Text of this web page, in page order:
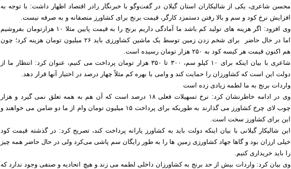
محسن شاعری، یکی از شالیکاران استان گیلان در گفت‌وگو با خبرنگار رادر اقتصاد اظهار داشت: با توجه به
افزایش نرخ کود و سم و بالا رفتن دستمزد کارگر، قیمت برنج برای کشاورز منصفانه و به صرفه نیست.
وی افزود: اگر هزینه های تولید کم باشد ما آمادگی داریم برنج را به قیمت پایین مثلا ۱۰ هزارتومان بفروشیم
اما در حال حاضر برای شخم زدن زمین توسط یک ماشین کشاورزی باید ۲۶ میلیون تومان هزینه کرد؛ چون
هم اکنون قیمت هر کیسه کود به ۲۵۰ هزار تومان رسیده است.
شاعری با بیان اینکه برای ۱۰ کیلو سم، ۳۰۰ تا ۳۵۰ هزار تومان پرداخت می کنیم، عنوان کرد: انتظار ما از
دولت این است که کشاورزان را حمایت کند و وامی با بهره کم مثلاً چهار درصد در اختیار آنها قرار دهد.
واردات برنج به ما لطمه زیادی زده است
وی در ادامه خاطرنشان کرد: نرخ تسهیلات فعلی ۱۸ درصد است که آن هم به همه تعلق نمی گیرد و هزار
چوب لای چرخ کشاورز می گذارند به طوریکه برای پرداخت ۱۵ میلیون تومان وام از ما دو ضامن می خواهند و
این برای کشاورز سخت است.
این شالیکار گیلانی با بیان اینکه دولت باید به کشاورز یارانه پرداخت کند، تصریح کرد: در گذشته قیمت کود
خیلی ارزان بود و گاها جهاد کشاورزی زمین ها را به طور رایگان سم پاشی می‌کرد ولی در حال حاضر همه چیز
را باید خریداری کنیم.
وی بیان کرد: واردات بیش از حد برنج به کشاورزان داخلی لطمه می زند و هیچ اتحادیه و صنفی وجود ندارد که